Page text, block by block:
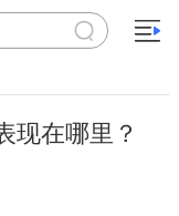
现在哪里？